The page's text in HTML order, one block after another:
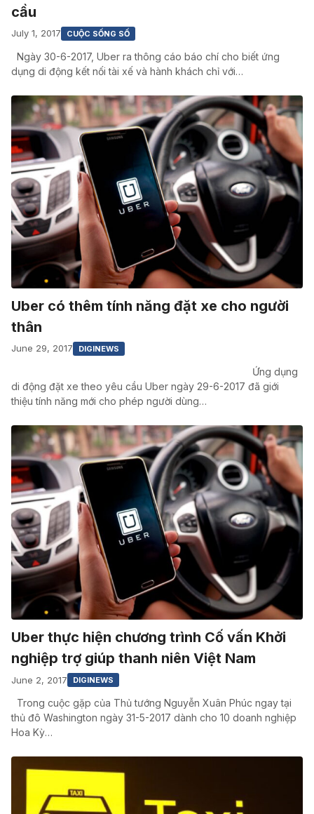
cầu
July 1, 2017 CUỘC SỐNG SỐ
Ngày 30-6-2017, Uber ra thông cáo báo chí cho biết ứng
dụng di động kết nối tài xế và hành khách chỉ với…
Uber có thêm tính năng đặt xe cho người
thân
June 29, 2017 DIGINEWS
Ứng dụng
di động đặt xe theo yêu cầu Uber ngày 29-6-2017 đã giới
thiệu tính năng mới cho phép người dùng…
Uber thực hiện chương trình Cố vấn Khởi
nghiệp trợ giúp thanh niên Việt Nam
June 2, 2017 DIGINEWS
Trong cuộc gặp của Thủ tướng Nguyễn Xuân Phúc ngay tại
thủ đô Washington ngày 31-5-2017 dành cho 10 doanh nghiệp
Hoa Kỳ…